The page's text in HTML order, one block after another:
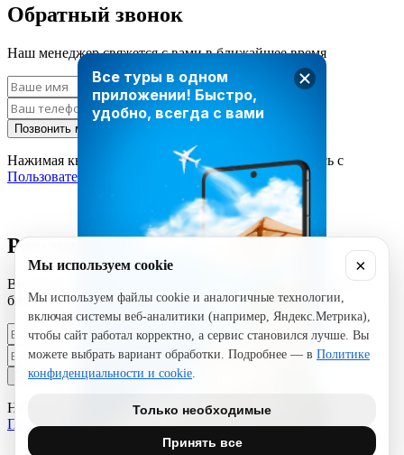
Все туры в одном
приложении! Быстро,
удобно, всегда с вами
ЗАГРУЗИТЕ TRAVEL TIMES
Обратный звонок
Наш менеджер свяжется с вами в ближайшее время
Позвонить мне
Нажимая кнопку «Позвонить мне», вы соглашаетесь с
Пользовательским соглашением
Рассчитать стоимость тура
Введите ваши данные и наш менеджер свяжется с вами в
ближайшее время
Позвонить мне
Нажимая кнопку «Позвонить мне», вы соглашаетесь с
Пользовательским соглашением
Мы используем cookie ×
Мы используем файлы cookie и аналогичные технологии,
включая системы веб-аналитики (например, Яндекс.Метрика),
чтобы сайт работал корректно, а сервис становился лучше. Вы
можете выбрать вариант обработки. Подробнее — в Политике
конфиденциальности и cookie.
Только необходимые
Принять все